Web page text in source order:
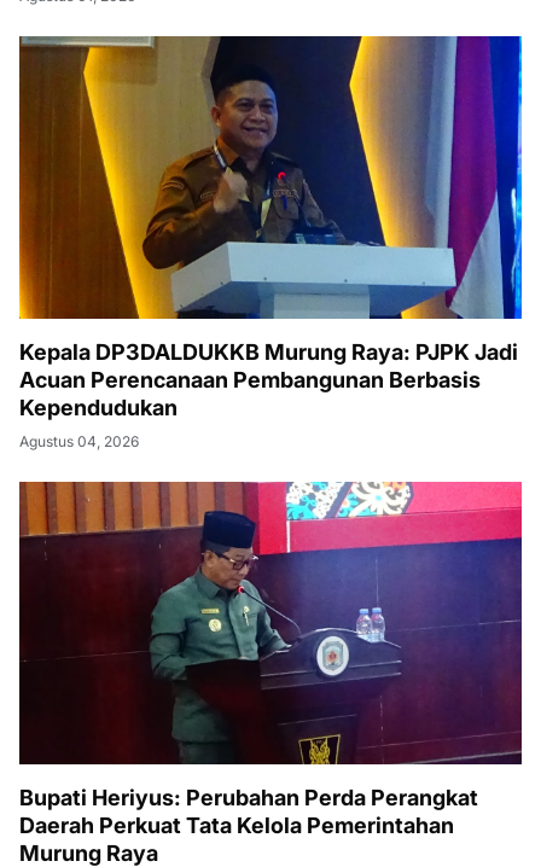
Kepala DP3DALDUKKB Murung Raya: PJPK Jadi
Acuan Perencanaan Pembangunan Berbasis
Kependudukan
Agustus 04, 2026
Bupati Heriyus: Perubahan Perda Perangkat
Daerah Perkuat Tata Kelola Pemerintahan
Murung Raya